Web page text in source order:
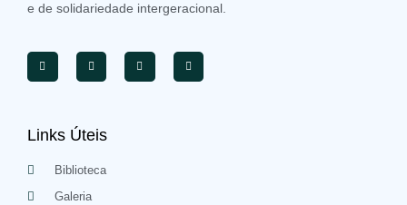
e de solidariedade intergeracional.
Links Úteis
Biblioteca
Galeria